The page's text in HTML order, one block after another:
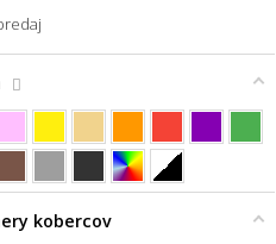
farby
kobercov